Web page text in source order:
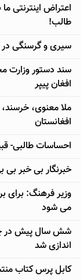
اعتراض اینترنتی
طالب!
سيری و گرسنگی در
سند دستور وزارت
افغان پیپر
ملا معنوی،
افغانستان
احساسات طالبی-
خبرنگار بی خبر
وزیر فرهنگ: برای
می شود
شش سال پیش در
اندازی شد
کابل پرس کتاب